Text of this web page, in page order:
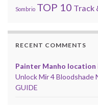
Sombrio TOP 10 Track
RECENT COMMENTS
Painter Manho location
Unlock Mir 4
GUIDE